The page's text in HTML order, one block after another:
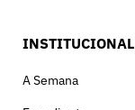
INSTITUCIONAL
A Semana